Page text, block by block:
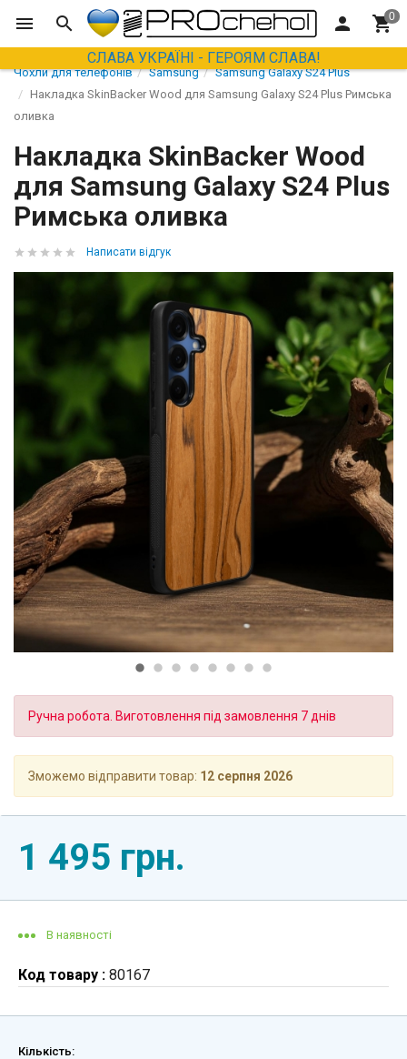
СЛАВА УКРАЇНІ - ГЕРОЯМ СЛАВА!
Чохли для телефонів Samsung
Samsung Galaxy S24 Plus
Накладка SkinBacker Wood для Samsung Galaxy S24 Plus Римська
оливка
Накладка SkinBacker Wood
для Samsung Galaxy S24 Plus
Римська оливка
Написати відгук
Ручна робота. Виготовлення під замовлення 7 днів
Зможемо відправити товар: 12 серпня 2026
1 495 грн.
В наявності
Код товару : 80167
Кількість: